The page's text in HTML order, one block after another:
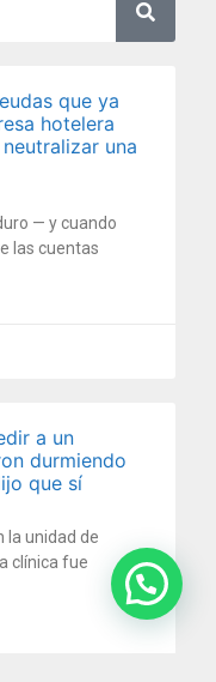
que ya
hotelera
una
— y cuando
las cuentas
a un
durmiendo
que sí
la unidad de
clínica fue